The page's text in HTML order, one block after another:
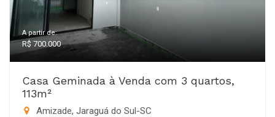
A partir de:
R$ 700.000
Casa Geminada à Venda com 3 quartos,
113m²
Amizade, Jaraguá do Sul-SC